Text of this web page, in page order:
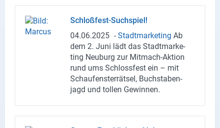
Schloßfest-​Suchspiel!
04.06.2025 - Stadt­mar­ke­ting Ab
dem 2. Juni lädt das Stadt­mar­ke­
ting Neu­burg zur Mitmach-​Aktion
rund ums Schloss­fest ein – mit
Schau­fens­ter­rät­sel, Buch­sta­ben­
jagd und tol­len Ge­win­nen.